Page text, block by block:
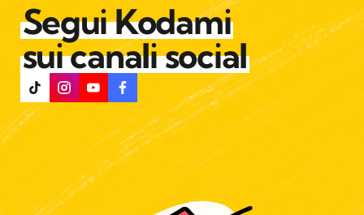
Segui Kodami
sui canali social